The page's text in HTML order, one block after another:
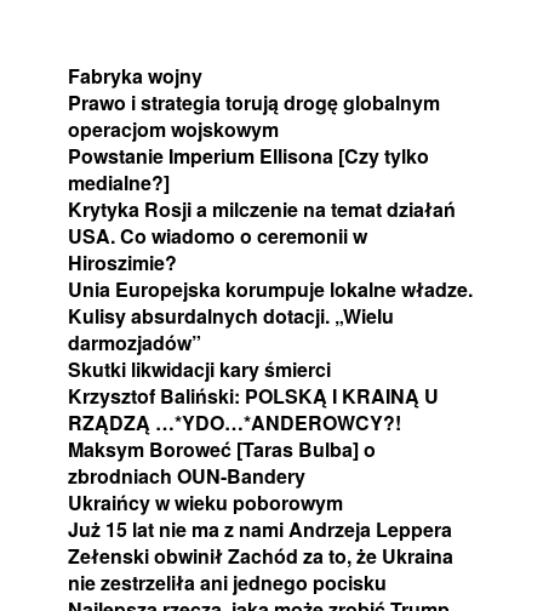
Fabryka wojny
Prawo i strategia torują drogę globalnym
operacjom wojskowym
Powstanie Imperium Ellisona [Czy tylko
medialne?]
Krytyka Rosji a milczenie na temat działań
USA. Co wiadomo o ceremonii w
Hiroszimie?
Unia Europejska korumpuje lokalne władze.
Kulisy absurdalnych dotacji. „Wielu
darmozjadów”
Skutki likwidacji kary śmierci
Krzysztof Baliński: POLSKĄ I KRAINĄ U
RZĄDZĄ …*YDO…*ANDEROWCY?!
Maksym Boroweć [Taras Bulba] o
zbrodniach OUN-Bandery
Ukraińcy w wieku poborowym
Już 15 lat nie ma z nami Andrzeja Leppera
Zełenski obwinił Zachód za to, że Ukraina
nie zestrzeliła ani jednego pocisku